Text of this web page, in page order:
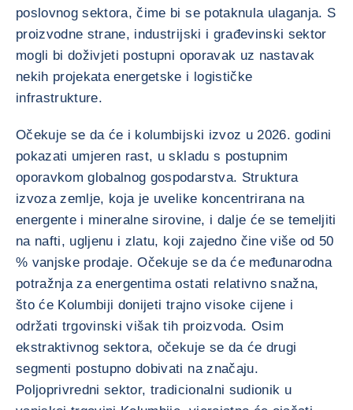
poslovnog sektora, čime bi se potaknula ulaganja. S
proizvodne strane, industrijski i građevinski sektor
mogli bi doživjeti postupni oporavak uz nastavak
nekih projekata energetske i logističke
infrastrukture.
Očekuje se da će i kolumbijski izvoz u 2026. godini
pokazati umjeren rast, u skladu s postupnim
oporavkom globalnog gospodarstva. Struktura
izvoza zemlje, koja je uvelike koncentrirana na
energente i mineralne sirovine, i dalje će se temeljiti
na nafti, ugljenu i zlatu, koji zajedno čine više od 50
% vanjske prodaje. Očekuje se da će međunarodna
potražnja za energentima ostati relativno snažna,
što će Kolumbiji donijeti trajno visoke cijene i
održati trgovinski višak tih proizvoda. Osim
ekstraktivnog sektora, očekuje se da će drugi
segmenti postupno dobivati na značaju.
Poljoprivredni sektor, tradicionalni sudionik u